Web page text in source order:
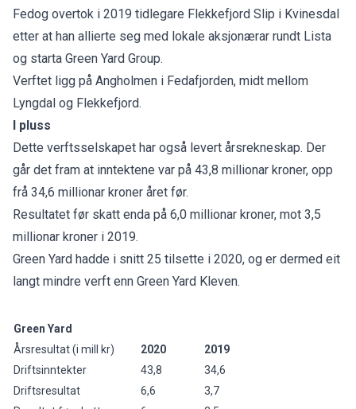
Fedog overtok i 2019 tidlegare Flekkefjord Slip i Kvinesdal
etter at han allierte seg med lokale aksjonærar rundt Lista
og starta Green Yard Group.
Verftet ligg på Angholmen i Fedafjorden, midt mellom
Lyngdal og Flekkefjord.
I pluss
Dette verftsselskapet har også levert årsrekneskap. Der
går det fram at inntektene var på 43,8 millionar kroner, opp
frå 34,6 millionar kroner året før.
Resultatet før skatt enda på 6,0 millionar kroner, mot 3,5
millionar kroner i 2019.
Green Yard hadde i snitt 25 tilsette i 2020, og er dermed eit
langt mindre verft enn Green Yard Kleven.
Green Yard
Årsresultat (i mill kr)
2020
2019
Driftsinntekter
43,8
34,6
Driftsresultat
6,6
3,7